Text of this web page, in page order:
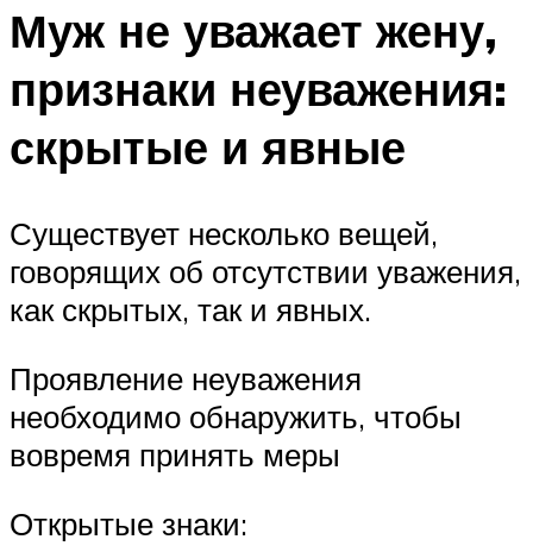
Муж не уважает жену,
признаки неуважения:
скрытые и явные
Существует несколько вещей,
говорящих об отсутствии уважения,
как скрытых, так и явных.
Проявление неуважения
необходимо обнаружить, чтобы
вовремя принять меры
Открытые знаки: